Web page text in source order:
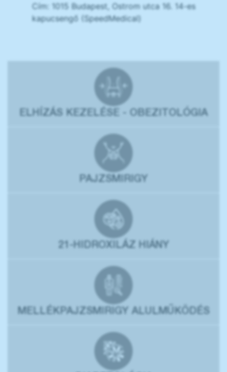
Cím: 1015 Budapest, Ostrom utca 16. 14-es
kapucsengő (SpeedMedical)
ELHÍZÁS KEZELÉSE - OBEZITOLÓGIA
PAJZSMIRIGY
21-HIDROXILÁZ HIÁNY
MELLÉKPAJZSMIRIGY ALULMŰKÖDÉS